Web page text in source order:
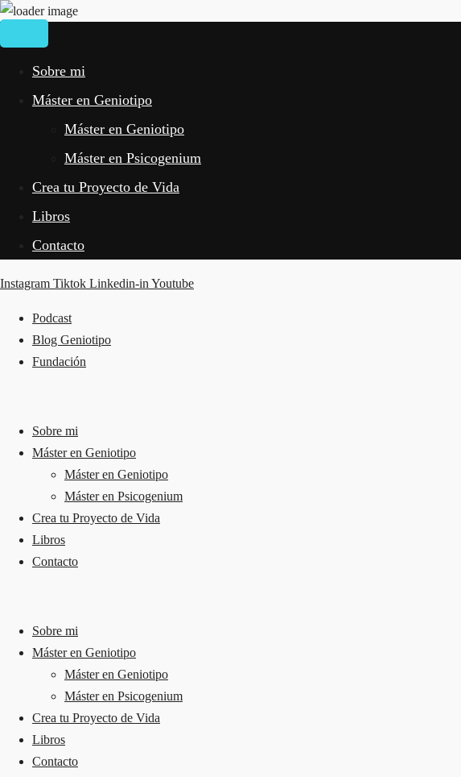
Sobre mi
Máster en Geniotipo
Máster en Geniotipo
Máster en Psicogenium
Crea tu Proyecto de Vida
Libros
Contacto
Instagram Tiktok Linkedin-in Youtube
Podcast
Blog Geniotipo
Fundación
Sobre mi
Máster en Geniotipo
Máster en Geniotipo
Máster en Psicogenium
Crea tu Proyecto de Vida
Libros
Contacto
Sobre mi
Máster en Geniotipo
Máster en Geniotipo
Máster en Psicogenium
Crea tu Proyecto de Vida
Libros
Contacto